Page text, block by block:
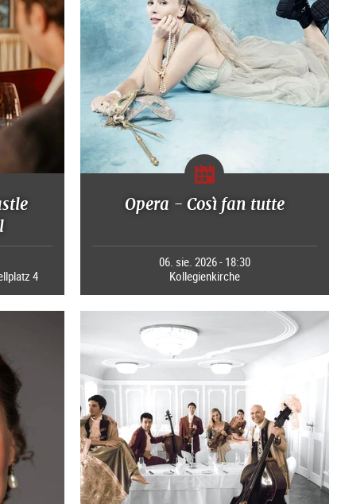
4
Opera - Così fan tutte
06. sie. 2026 - 18:30
Kollegienkirche